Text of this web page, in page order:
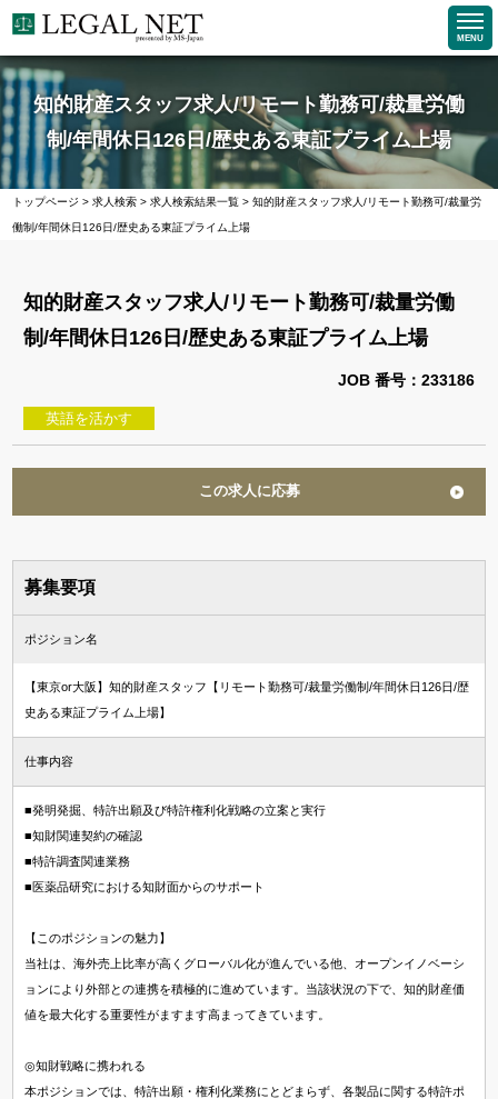
MENU
知的財産スタッフ求人/リモート勤務可/裁量労働
制/年間休日126日/歴史ある東証プライム上場
トップページ >求人検索 >求人検索結果一覧 >知的財産スタッフ求人/リモート勤務可/裁量労
働制/年間休日126日/歴史ある東証プライム上場
知的財産スタッフ求人/リモート勤務可/裁量労働
制/年間休日126日/歴史ある東証プライム上場
JOB 番号：233186
英語を活かす
この求人に応募
募集要項
ポジション名
【東京or大阪】知的財産スタッフ【リモート勤務可/裁量労働制/年間休日126日/歴
史ある東証プライム上場】
仕事内容
■発明発掘、特許出願及び特許権利化戦略の立案と実行
■知財関連契約の確認
■特許調査関連業務
■医薬品研究における知財面からのサポート
【このポジションの魅力】
当社は、海外売上比率が高くグローバル化が進んでいる他、オープンイノベーシ
ョンにより外部との連携を積極的に進めています。当該状況の下で、知的財産価
値を最大化する重要性がますます高まってきています。
◎知財戦略に携われる
本ポジションでは、特許出願・権利化業務にとどまらず、各製品に関する特許ポ